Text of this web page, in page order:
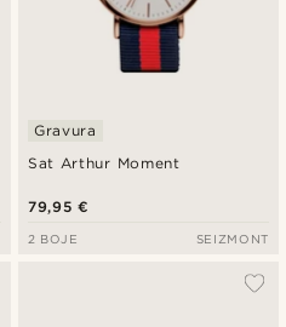
Sat Arthur Moment
Gravura
79,95 €
2 BOJE SEIZMONT